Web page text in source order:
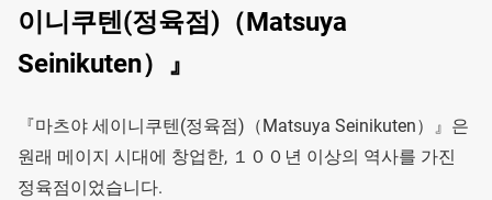
이니쿠텐(정육점)（Matsuya
Seinikuten）』
『마츠야 세이니쿠텐(정육점)（Matsuya Seinikuten）』은
원래 메이지 시대에 창업한, １００년 이상의 역사를 가진
정육점이었습니다.